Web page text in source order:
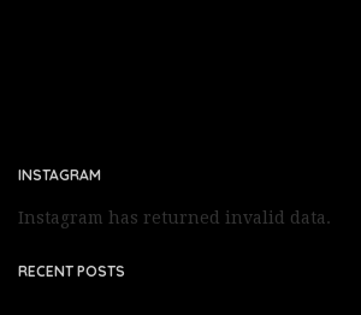
INSTAGRAM
Instagram has returned invalid data.
RECENT POSTS